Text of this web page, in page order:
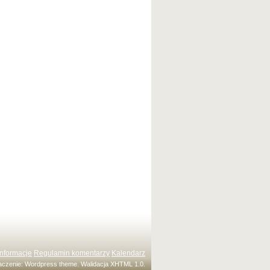
Regulamin komentarzy Kalendarz
Wordpress theme. WalidacjaXHTML 1.0.